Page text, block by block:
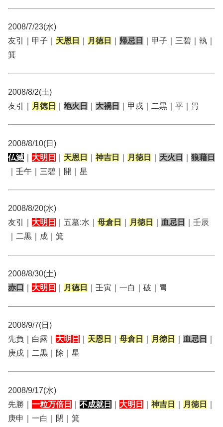
2008/7/23(水)
友引｜甲子｜ 天恩日 月徳日 帰忌日
｜甲子｜三碧｜執｜
箕
2008/8/2(土)
友引｜
月徳日 地火日 大禍日 ｜甲戌｜二黒｜平｜胃
2008/8/10(日)
仏滅
大明日 天恩日 神吉日 月徳日 天火日
狼藉日
｜壬午｜三碧｜開｜星
2008/8/20(水)
友引｜ 大明日 ｜五墓:水｜ 母倉日 月徳日 血忌日
｜壬辰
｜二黒｜成｜箕
2008/8/30(土)
赤口
大明日 月徳日 ｜壬寅｜一白｜破｜胃
2008/9/7(日)
先負｜白露｜ 大明日 天恩日 母倉日 月徳日 血忌日
庚戌｜二黒｜除｜星
2008/9/17(水)
先勝｜ 一粒万倍日 不成就日 大明日 神吉日 月徳日
庚申｜一白｜閉｜箕